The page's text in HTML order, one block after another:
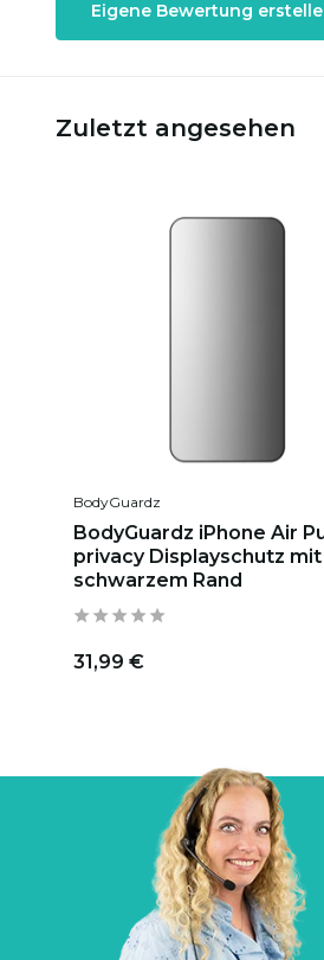
Eigene Bewertung
Zuletzt angesehen
BodyGuardz
BodyGuardz iPhone Air
privacy Displayschutz mit
schwarzem Rand
31,99 €